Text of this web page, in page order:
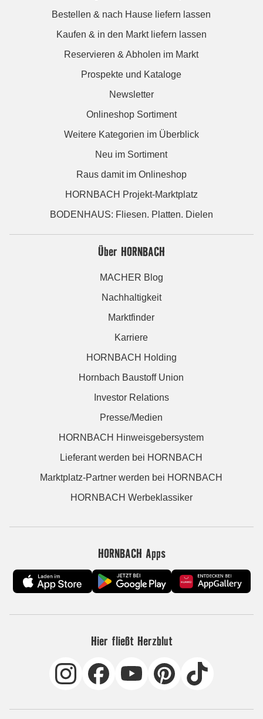
Bestellen & nach Hause liefern lassen
Kaufen & in den Markt liefern lassen
Reservieren & Abholen im Markt
Prospekte und Kataloge
Newsletter
Onlineshop Sortiment
Weitere Kategorien im Überblick
Neu im Sortiment
Raus damit im Onlineshop
HORNBACH Projekt-Marktplatz
BODENHAUS: Fliesen. Platten. Dielen
Über HORNBACH
MACHER Blog
Nachhaltigkeit
Marktfinder
Karriere
HORNBACH Holding
Hornbach Baustoff Union
Investor Relations
Presse/Medien
HORNBACH Hinweisgebersystem
Lieferant werden bei HORNBACH
Marktplatz-Partner werden bei HORNBACH
HORNBACH Werbeklassiker
HORNBACH Apps
Hier fließt Herzblut